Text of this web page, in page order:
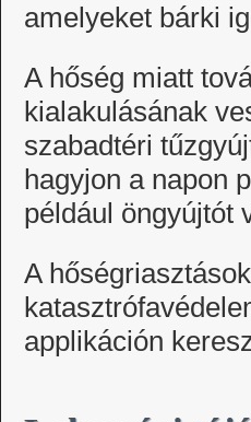
amelyeket bárki
A hőség miatt
kialakulásának
szabadtéri
hagyjon a napon
például öngyújtót
A
applikáción